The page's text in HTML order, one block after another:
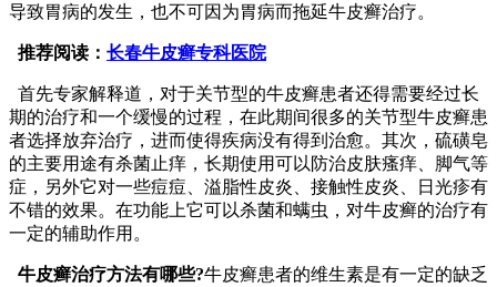
导致胃病的发生，也不可因为胃病而拖延牛皮癣治疗。
推荐阅读： 长春牛皮癣专科医院
首先专家解释道，对于关节型的牛皮癣患者还得需要经过长
期的治疗和一个缓慢的过程，在此期间很多的关节型牛皮癣患
者选择放弃治疗，进而使得疾病没有得到治愈。其次，硫磺皂
的主要用途有杀菌止痒，长期使用可以防治皮肤瘙痒、脚气等
症，另外它对一些痘痘、溢脂性皮炎、接触性皮炎、日光疹有
不错的效果。在功能上它可以杀菌和螨虫，对牛皮癣的治疗有
一定的辅助作用。
牛皮癣治疗方法有哪些?牛皮癣患者的维生素是有一定的缺乏